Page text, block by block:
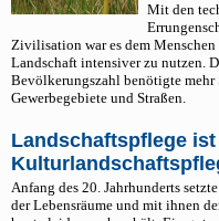
Mit den
Zivilisation war es dem
Landschaft intensiver zu nutzen.
Bevölkerungszahl benötigte mehr
Gewerbegebiete und Straßen.
Landschaftspflege ist
Anfang des 20. Jahrhunderts
der Lebensräume und mit ihnen